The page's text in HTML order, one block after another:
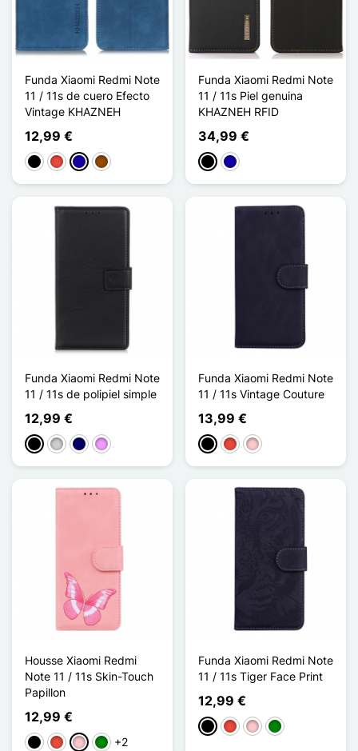
Funda Xiaomi Redmi Note
11 / 11s de cuero Efecto
Vintage KHAZNEH
12,99 €
NegroRojoAzul oscuro
Marrón
Funda Xiaomi Redmi Note
11 / 11s Piel genuina
KHAZNEH RFID
34,99 €
NegroAzul oscuro
Funda Xiaomi Redmi Note
11 / 11s de polipiel simple
12,99 €
NegroPlataAzul marino
Morado claro
Funda Xiaomi Redmi Note
11 / 11s Vintage Couture
13,99 €
NegroRojoRosa
Housse Xiaomi Redmi
Note 11 / 11s Skin-Touch
Papillon
12,99 €
NegroRojoRosaVerde
+2
Funda Xiaomi Redmi Note
11 / 11s Tiger Face Print
12,99 €
NegroRojoRosaVerde